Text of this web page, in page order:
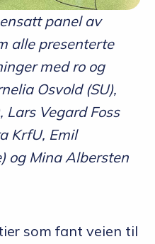
panel av
alle presenterte
med ro og
Osvold (SU),
Lars Vegard Foss
KrfU, Emil
og Mina Albersten
som fant veien til